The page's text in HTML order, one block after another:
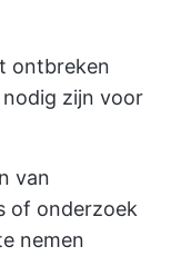
ontbreken
zijn voor
van
of onderzoek
nemen